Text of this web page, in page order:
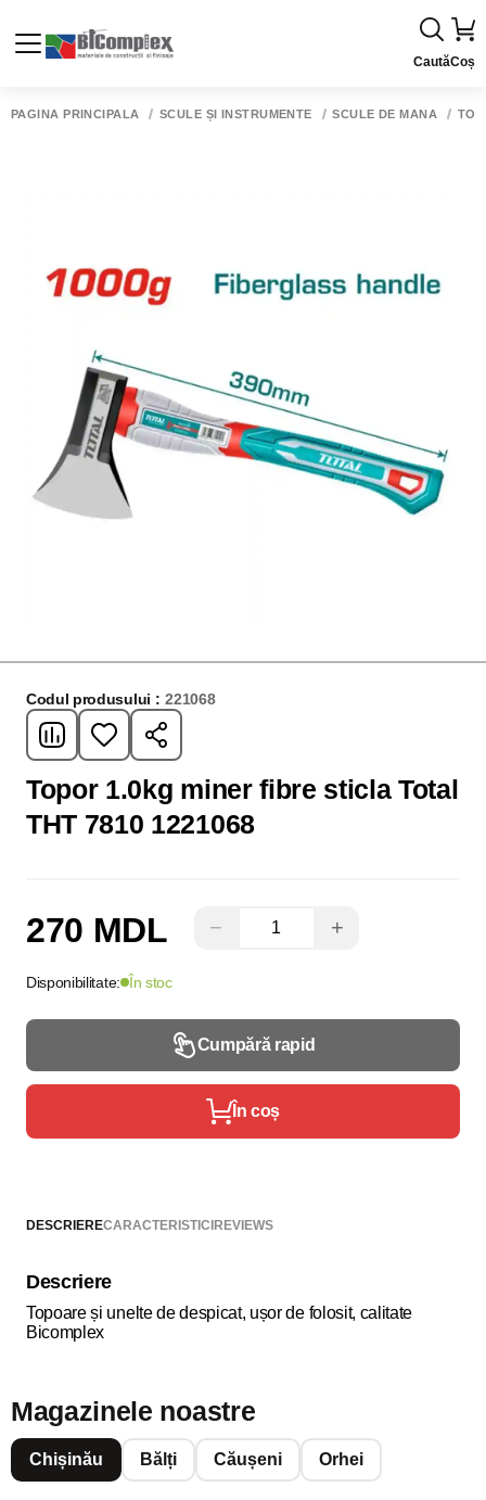
CautăCoș
PAGINA PRINCIPALĂ SCULE ȘI INSTRUMENTE SCULE DE MÂNĂ
Codul produsului : 221068
Topor 1.0kg miner fibre sticla Total
THT 7810 1221068
270 MDL − +
Disponibilitate: În stoc
Cumpără rapid
În coș
DESCRIERECARACTERISTICIREVIEWS
Descriere
Topoare și unelte de despicat, ușor de folosit, calitate
Bicomplex
Magazinele noastre
Chișinău Bălți Căușeni Orhei